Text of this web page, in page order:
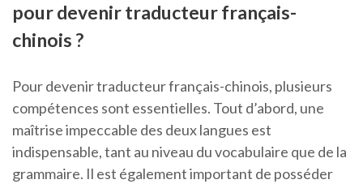
pour devenir traducteur français-
chinois ?
Pour devenir traducteur français-chinois, plusieurs
compétences sont essentielles. Tout d’abord, une
maîtrise impeccable des deux langues est
indispensable, tant au niveau du vocabulaire que de la
grammaire. Il est également important de posséder